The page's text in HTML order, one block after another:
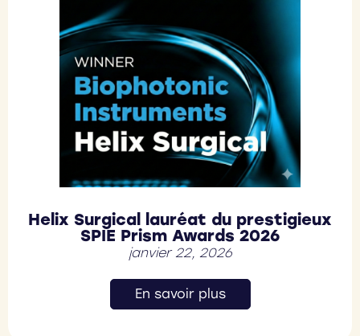
Helix Surgical lauréat du prestigieux
SPIE Prism Awards 2026
janvier 22, 2026
En savoir plus